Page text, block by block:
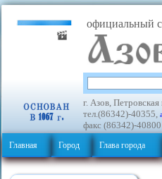
официальный
г. Азов, Петровская
тел.(86342)-40355,
факс (86342)-40800
Главная Город Глава города